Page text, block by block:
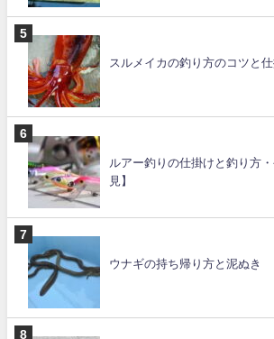
スルメイカの釣り方のコツと仕
ルアー釣りの仕掛けと釣り方
見】
ウナギの持ち帰り方と泥ぬき